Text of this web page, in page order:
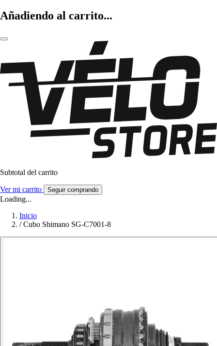
Añadiendo al carrito...
Subtotal del carrito
Ver mi carrito Seguir comprando
Loading...
Inicio
/ Cubo Shimano SG-C7001-8